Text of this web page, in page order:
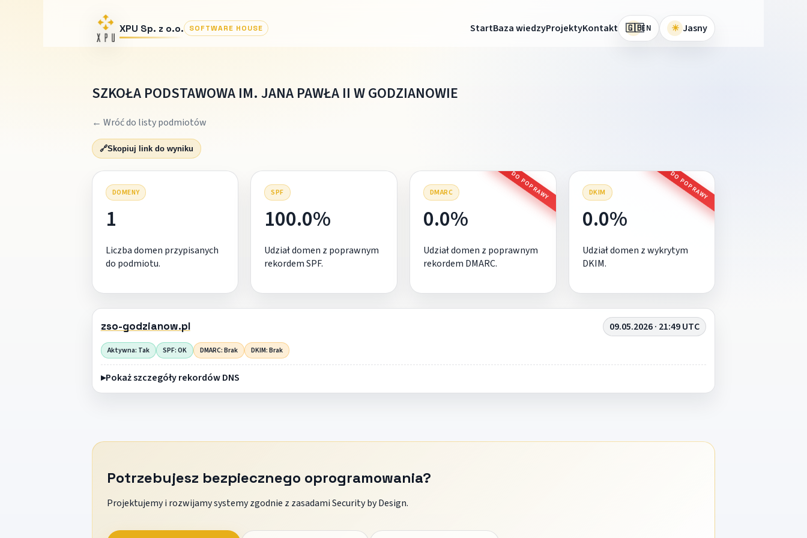
XPU Sp. z o.o. SOFTWARE HOUSE StartBaza wiedzyProjektyKontakt 🇬🇧EN ☀ Jasny
SZKOŁA PODSTAWOWA IM. JANA PAWŁA II W GODZIANOWIE
← Wróć do listy podmiotów
🔗Skopiuj link do wyniku
DOMENY
1
Liczba domen przypisanych
do podmiotu.
SPF
100.0%
Udział domen z poprawnym
rekordem SPF.
DMARC DO POPRAWY
0.0%
Udział domen z poprawnym
rekordem DMARC.
DKIM DO POPRAWY
0.0%
Udział domen z wykrytym
DKIM.
zso-godzianow.pl 09.05.2026 · 21:49 UTC
Aktywna: Tak SPF: OK DMARC: Brak DKIM: Brak
Pokaż szczegóły rekordów DNS
Potrzebujesz bezpiecznego oprogramowania?
Projektujemy i rozwijamy systemy zgodnie z zasadami Security by Design.